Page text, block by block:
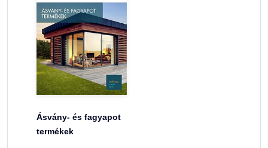
Ásvány- és fagyapot
termékek